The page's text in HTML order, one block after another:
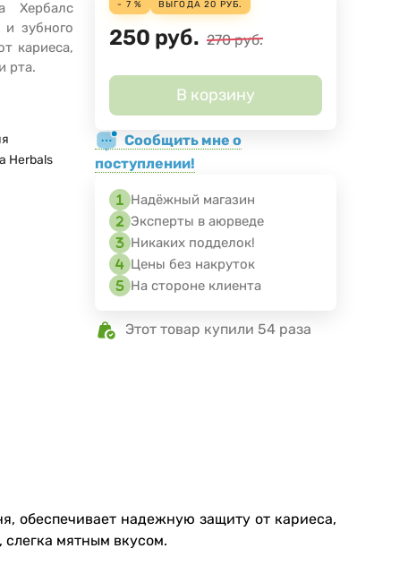
Хербалс
и зубного
кариеса,
рта.
Herbals
- 7 % ВЫГОДА20 РУБ.
250 руб. 270 руб.
В корзину
Сообщить мне о
поступлении!
Надёжный магазин
Эксперты в аюрведе
Никаких подделок!
Цены без накруток
На стороне клиента
Этот товар купили 54 раза
обеспечивает надежную защиту от кариеса,
мятным вкусом.